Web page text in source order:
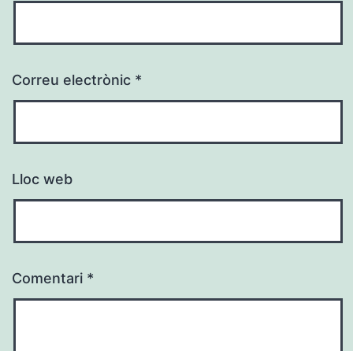
Correu electrònic *
Lloc web
Comentari *